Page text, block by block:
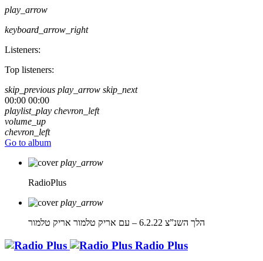
play_arrow
keyboard_arrow_right
Listeners:
Top listeners:
skip_previous play_arrow skip_next
00:00 00:00
playlist_play chevron_left
volume_up
chevron_left
Go to album
play_arrow
RadioPlus
play_arrow
הלך השנ”צ 6.2.22 – עם אריק טלמור
אריק טלמור
Radio Plus